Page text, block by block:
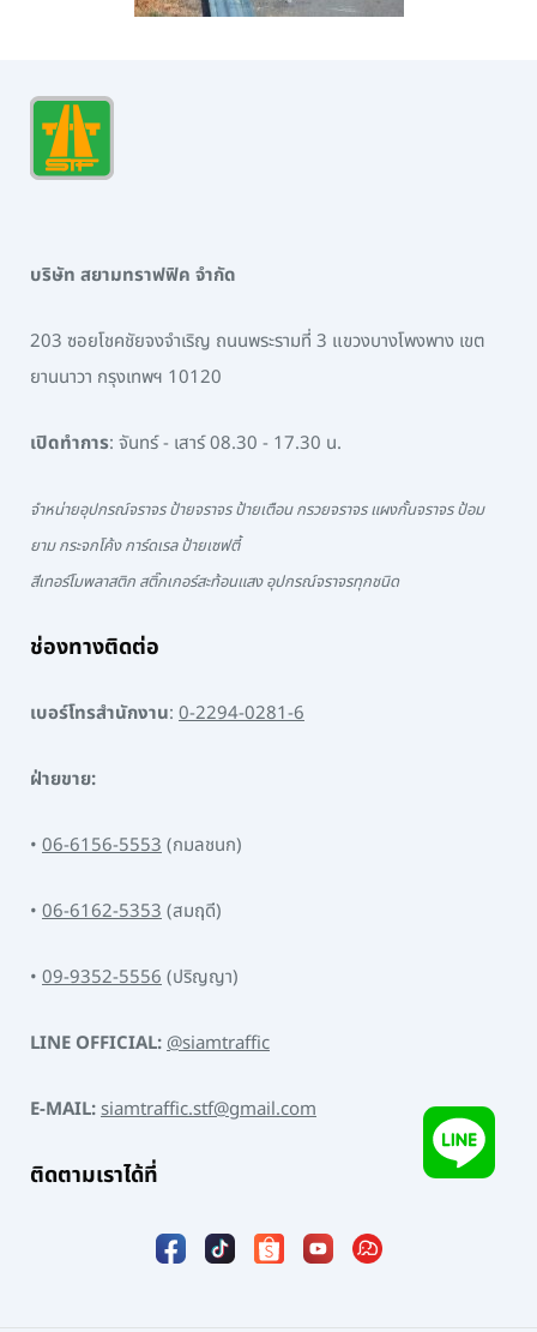
บริษัท สยามทราฟฟิค จำกัด
203 ซอยโชคชัยจงจำเริญ ถนนพระรามที่ 3 แขวงบางโพงพาง เขต
ยานนาวา กรุงเทพฯ 10120
เปิดทำการ: จันทร์ - เสาร์ 08.30 - 17.30 น.
จำหน่ายอุปกรณ์จราจร ป้ายจราจร ป้ายเตือน กรวยจราจร แผงกั้นจราจร ป้อม
ยาม กระจกโค้ง การ์ดเรล ป้ายเซฟตี้
สีเทอร์โมพลาสติก สติ๊กเกอร์สะท้อนแสง อุปกรณ์จราจรทุกชนิด
ช่องทางติดต่อ
เบอร์โทรสำนักงาน: 0-2294-0281-6
ฝ่ายขาย:
• 06-6156-5553(กมลชนก)
• 06-6162-5353(สมฤดี)
• 09-9352-5556(ปริญญา)
LINE OFFICIAL:@siamtraffic
E-MAIL:siamtraffic.stf@gmail.com
ติดตามเราได้ที่